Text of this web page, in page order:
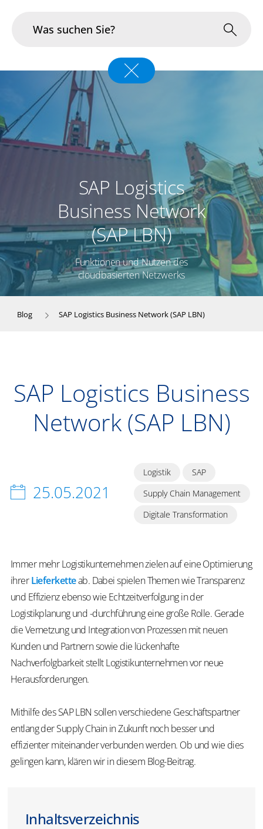
Im Fokus
Portfolio
Karriere
Blog
SAP Logistics
Business Network
(SAP LBN)
Funktionen und Nutzen des
cloudbasierten Netzwerks
Blog SAP Logistics Business Network (SAP LBN)
SAP Logistics Business
Network (SAP LBN)
25.05.2021
Logistik
SAP
Supply Chain Management
Digitale Transformation
Immer mehr Logistikunternehmen zielen auf eine Optimierung
ihrerLieferketteab. Dabei spielen Themen wie Transparenz
und Effizienz ebenso wie Echtzeitverfolgung in der
Logistikplanung und -durchführung eine große Rolle. Gerade
die Vernetzung und Integration von Prozessen mit neuen
Kunden und Partnern sowie die lückenhafte
Nachverfolgbarkeit stellt Logistikunternehmen vor neue
Herausforderungen.
Mithilfe des SAP LBN sollen verschiedene Geschäftspartner
entlang der Supply Chain in Zukunft noch besser und
effizienter miteinander verbunden werden. Ob und wie dies
gelingen kann, klären wir in diesem Blog-Beitrag.
Inhaltsverzeichnis